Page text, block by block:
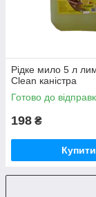
Рідке мило 5 л
Clean каністра
Готово до
198 ₴
Купити